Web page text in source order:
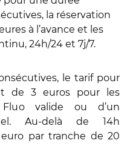
la réservation
à l’avance et les
24h/24 et 7j/7.
le tarif pour
de 3 euros pour les
valide ou d’un
Au-delà de 14h
par tranche de 20